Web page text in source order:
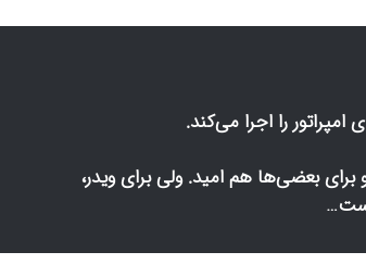
را اجرا می‌کند.
برای بعضی‌ها هم امید. ولی برای ویدر،